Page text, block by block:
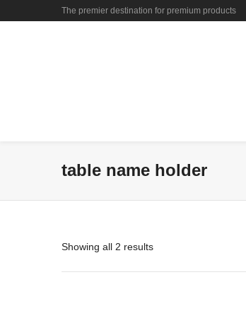
The premier destination for premium products
table name holder
Showing all 2 results